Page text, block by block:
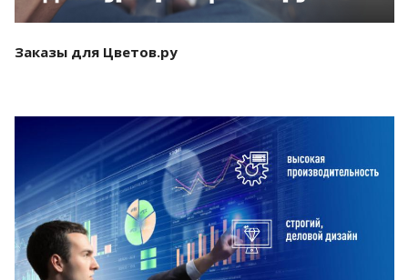
Заказы для Цветов.ру
Смотреть проект